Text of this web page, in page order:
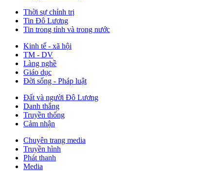
Thời sự chính trị
Tin Đô Lương
Tin trong tỉnh và trong nước
Kinh tế - xã hội
TM - DV
Làng nghề
Giáo dục
Đời sống - Pháp luật
Đất và người Đô Lương
Danh thắng
Truyền thống
Cảm nhận
Chuyên trang media
Truyền hình
Phát thanh
Media